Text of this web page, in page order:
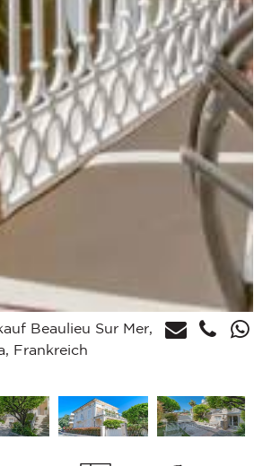
Beaulieu Sur Mer,
Frankreich